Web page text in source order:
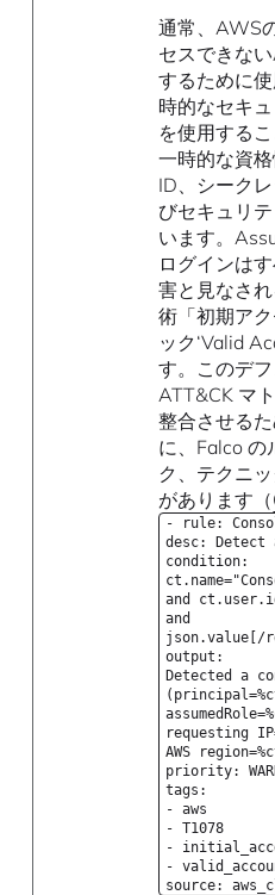
通常、AWS
セスできな
するために
時的なセキ
を使用する
一時的な資
ID、シーク
びセキュリ
います。
ログインは
害と見なさ
術「初期ア
ック‘Valid
す。このデ
ATT&CK マ
整合させる
に、Falco の
ク、テクニ
があります（
- rule:
desc: Detect
condition:
and
and
json.value[/
output:
Detected a
requesting
AWS
priority:
tags:
- aws
- T1078
-
-
source: